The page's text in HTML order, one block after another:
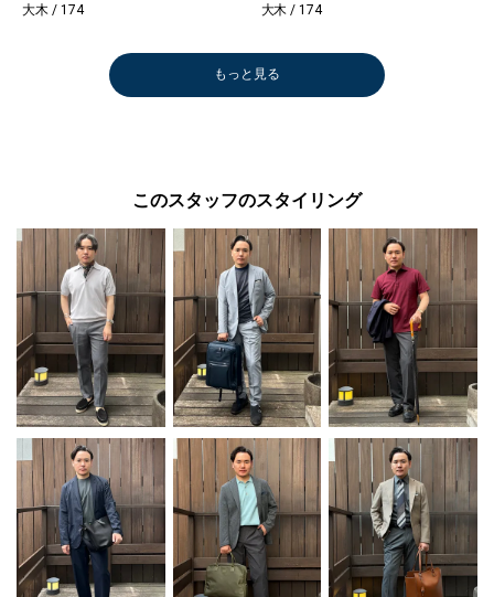
大木 / 174
大木 / 174
もっと見る
このスタッフのスタイリング